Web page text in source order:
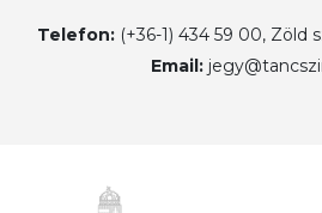
Telefon: (+36-1) 434 59 00, Zöld
Email: